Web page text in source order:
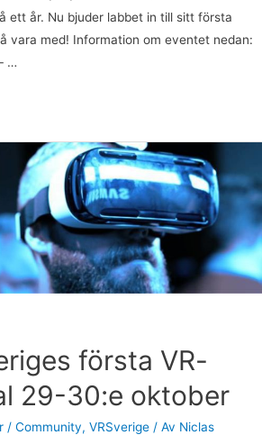
ett år. Nu bjuder labbet in till sitt första
vara med! Information om eventet nedan:
…
första VR-
29-30:e oktober
/ Community, VRSverige / Av Niclas